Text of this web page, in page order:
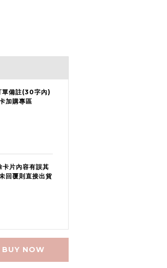
單備註(30字內)
加購專區
卡片內容有誤其
回覆則直接出貨
BUY NOW